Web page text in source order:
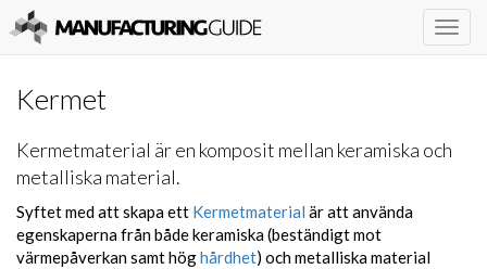
Kermet
Kermetmaterial är en komposit mellan keramiska och
metalliska material.
Syftet med att skapa ett Kermetmaterial är att använda
egenskaperna från både keramiska (beständigt mot
värmepåverkan samt höghårdhet) och metalliska material